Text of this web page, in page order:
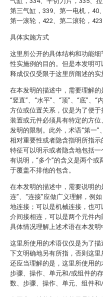
第三气缸，339、第一电机，40
第一滚轮，422、第二滚轮，
具体实施方式
这里所公开的具体结构和功能
性实施例的目的。但是本发明
释成仅仅受限于这里所阐述的实
在本发明的描述中，需要理解的
“竖直”、“水平”、“顶”、“底”、
方位或位置关系，仅是为了便
装置或元件必须具有特定的方
发明的限制。此外，术语“第一
相对重要性或者隐含指明所指示
特征可以明示或者隐含地包括
有说明，“多个”的含义是两个
于覆盖不排他的包含。
在本发明的描述中，需要说明的
连”、“连接”应做广义理解，例
地连接；可以是机械连接，也
介间接相连，可以是两个元件
具体情况理解上述术语在本发明
这里所使用的术语仅仅是为了
下文明确地另有所指，否则这里
还应当理解的是，这里所使用的
步骤、操作、单元和/或组件的
数、步骤、操作、单元、组件和/